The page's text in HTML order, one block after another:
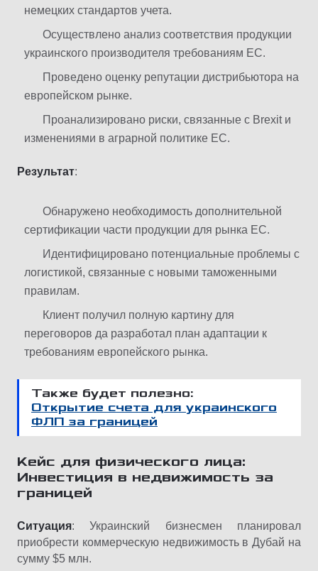
немецких стандартов учета.
Осуществлено анализ соответствия продукции
украинского производителя требованиям ЕС.
Проведено оценку репутации дистрибьютора на
европейском рынке.
Проанализировано риски, связанные с Brexit и
изменениями в аграрной политике ЕС.
Результат:
Обнаружено необходимость дополнительной
сертификации части продукции для рынка ЕС.
Идентифицировано потенциальные проблемы с
логистикой, связанные с новыми таможенными
правилам.
Клиент получил полную картину для
переговоров да разработал план адаптации к
требованиям европейского рынка.
Также будет полезно:
Открытие счета для украинского
ФЛП за границей
Кейс для физического лица:
Инвестиция в недвижимость за
границей
Ситуация: Украинский бизнесмен планировал
приобрести коммерческую недвижимость в Дубай на
сумму $5 млн.